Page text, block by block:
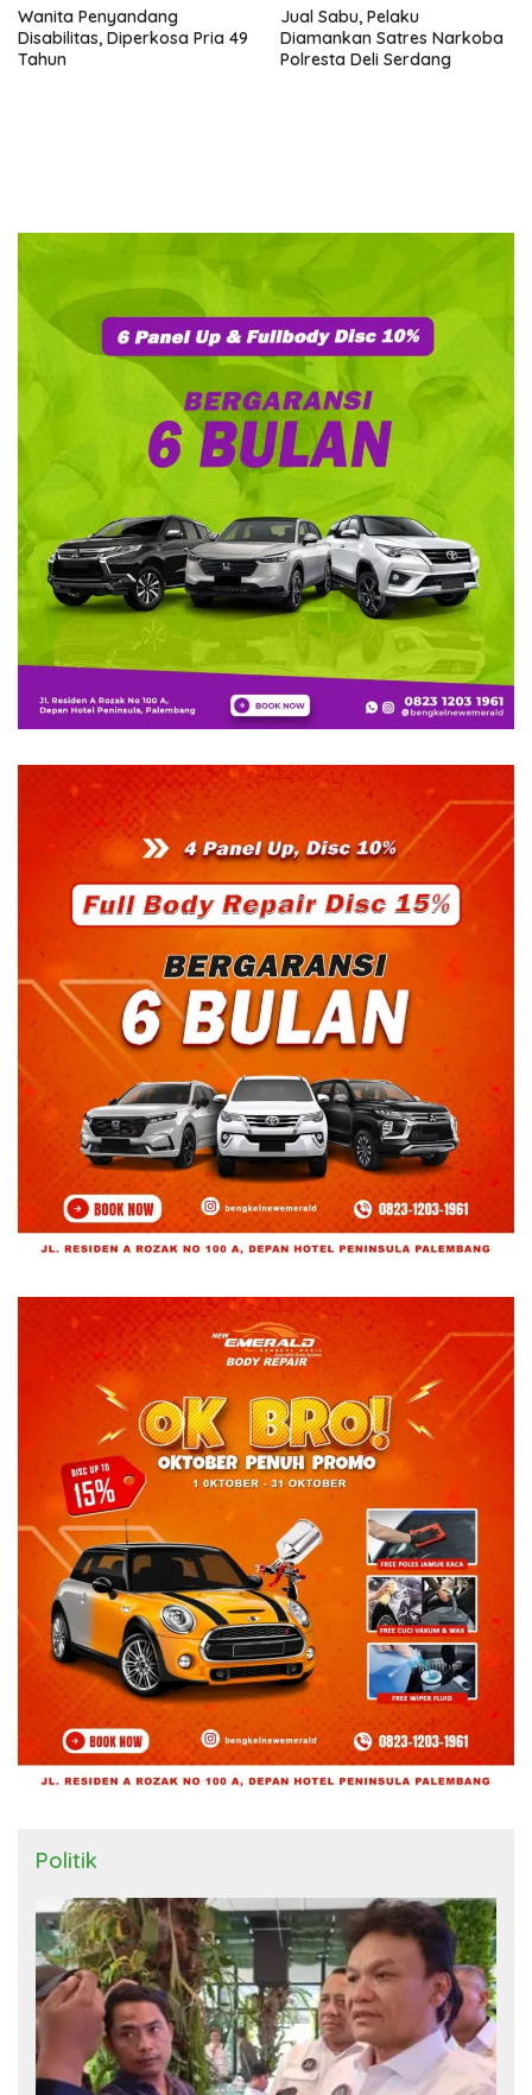
Wanita Penyandang
Disabilitas, Diperkosa Pria 49
Tahun
Jual Sabu, Pelaku
Diamankan Satres Narkoba
Polresta Deli Serdang
Politik